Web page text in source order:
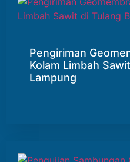
Pengiriman
Kolam Limbah
Lampung